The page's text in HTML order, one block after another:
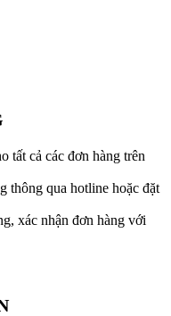
tất cả các đơn hàng trên
thông qua hotline hoặc đặt
xác nhận đơn hàng với